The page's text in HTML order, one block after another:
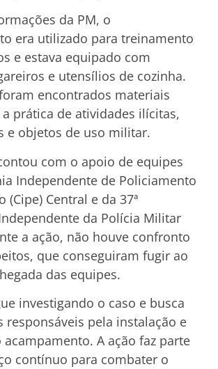
da PM, o
era utilizado para treinamento
e estava equipado com
e utensílios de cozinha.
encontrados materiais
prática de atividades ilícitas,
e objetos de uso militar.
com o apoio de equipes
Independente de Policiamento
(Cipe) Central e da 37ª
da Polícia Militar
a ação, não houve confronto
que conseguiram fugir ao
das equipes.
investigando o caso e busca
responsáveis pela instalação e
A ação faz parte
contínuo para combater o